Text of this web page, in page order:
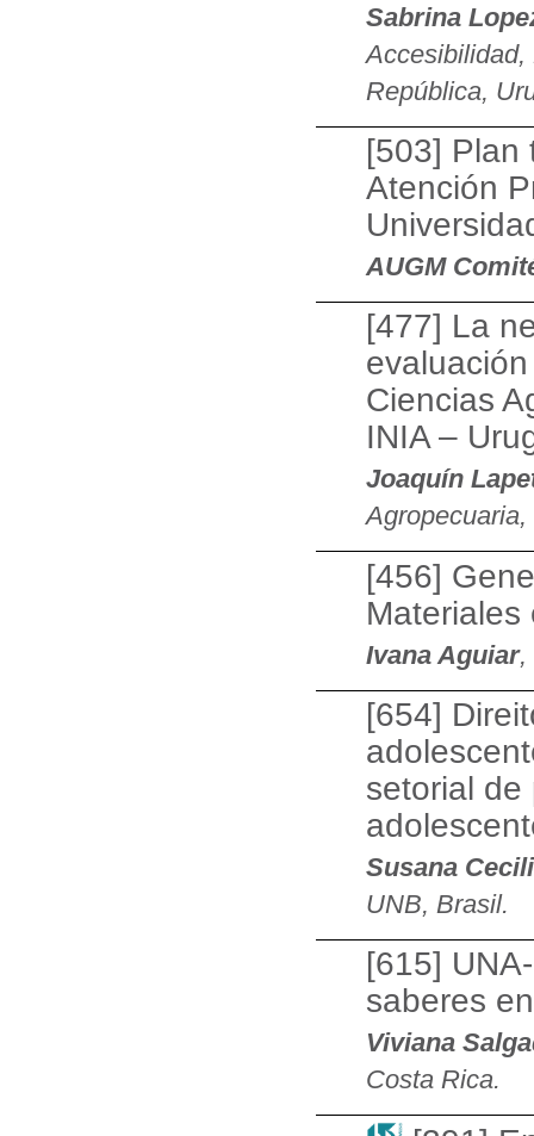
Sabrina
Accesibilidad,
República,
[503] Plan
Atención
AUGM
[477] La
Ciencias
INIA –
Joaquín
Agropecuaria,
[456]
Materiales
Ivana Aguiar,
[654]
setorial de
Susana
UNB, Brasil.
[615]
saberes
Viviana
Costa Rica.